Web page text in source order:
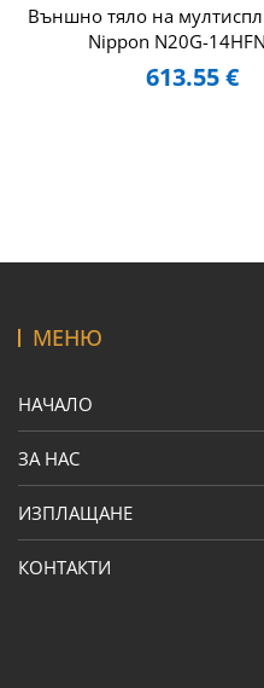
Външно тяло на
Nippon N20G-
613.55€
МЕНЮ
НАЧАЛО
ЗА НАС
ИЗПЛАЩАНЕ
КОНТАКТИ